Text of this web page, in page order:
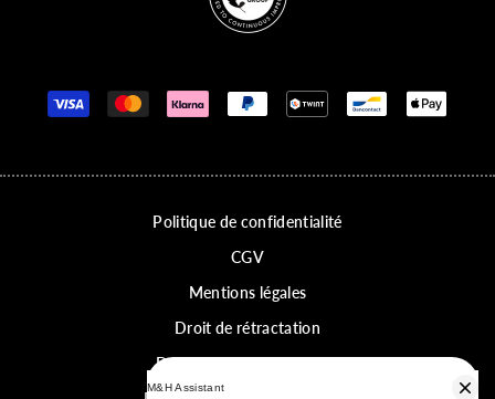
Moyens de paiement
Politique de confidentialité
CGV
Mentions légales
Droit de rétractation
Déclaration d'accessibilité